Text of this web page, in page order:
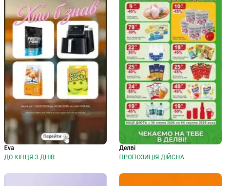
Eva
ДО КІНЦЯ 3 ДНІВ
Делві
ПРОПОЗИЦІЯ ДІЙСНА